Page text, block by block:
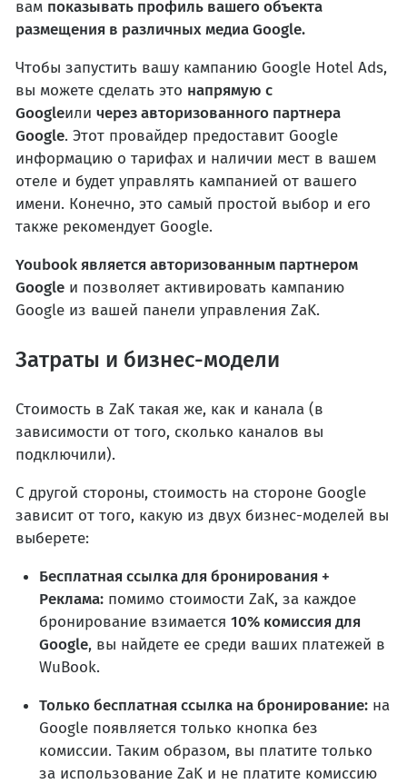
вам показывать профиль вашего объекта
размещения в различных медиа Google.
Чтобы запустить вашу кампанию Google Hotel Ads,
вы можете сделать это напрямую с
Googleили через авторизованного партнера
Google. Этот провайдер предоставит Google
информацию о тарифах и наличии мест в вашем
отеле и будет управлять кампанией от вашего
имени. Конечно, это самый простой выбор и его
также рекомендует Google.
Youbook является авторизованным партнером
Google и позволяет активировать кампанию
Google из вашей панели управления ZaK.
Затраты и бизнес-модели
Стоимость в ZaK такая же, как и канала (в
зависимости от того, сколько каналов вы
подключили).
С другой стороны, стоимость на стороне Google
зависит от того, какую из двух бизнес-моделей вы
выберете:
Бесплатная ссылка для бронирования +
Реклама:помимо стоимости ZaK, за каждое
бронирование взимается 10% комиссия для
Google, вы найдете ее среди ваших платежей в
WuBook.
Только бесплатная ссылка на бронирование:на
Google появляется только кнопка без
комиссии. Таким образом, вы платите только
за использование ZaK и не платите комиссию